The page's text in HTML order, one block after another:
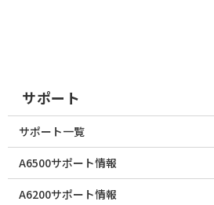
サポート
サポート一覧
A6500サポート情報
A6200サポート情報